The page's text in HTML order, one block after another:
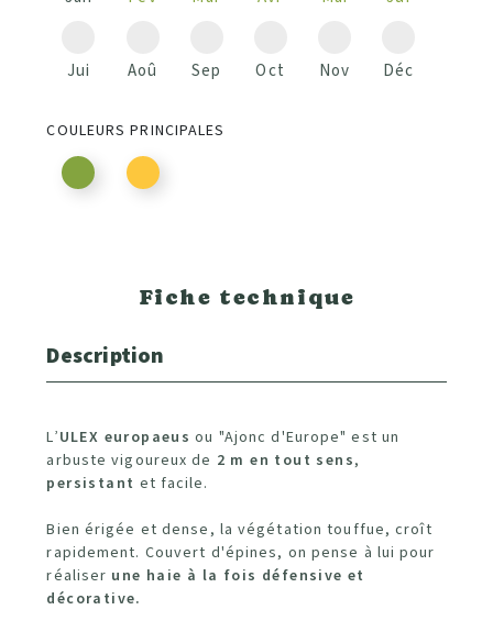
Jui Aoû Sep Oct Nov Déc
COULEURS PRINCIPALES
Fiche technique
Description
L’ULEX europaeus ou "Ajonc d'Europe" est un
arbuste vigoureux de 2 m en tout sens,
persistant et facile.
Bien érigée et dense, la végétation touffue, croît
rapidement. Couvert d'épines, on pense à lui pour
réaliser une haie à la fois défensive et
décorative.